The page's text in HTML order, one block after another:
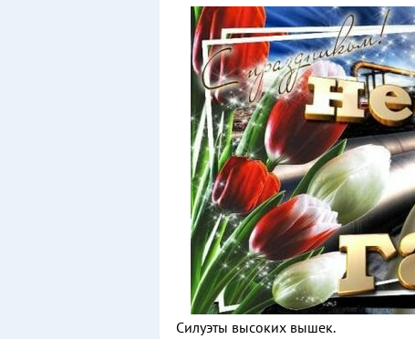
Силуэты высоких вышек.